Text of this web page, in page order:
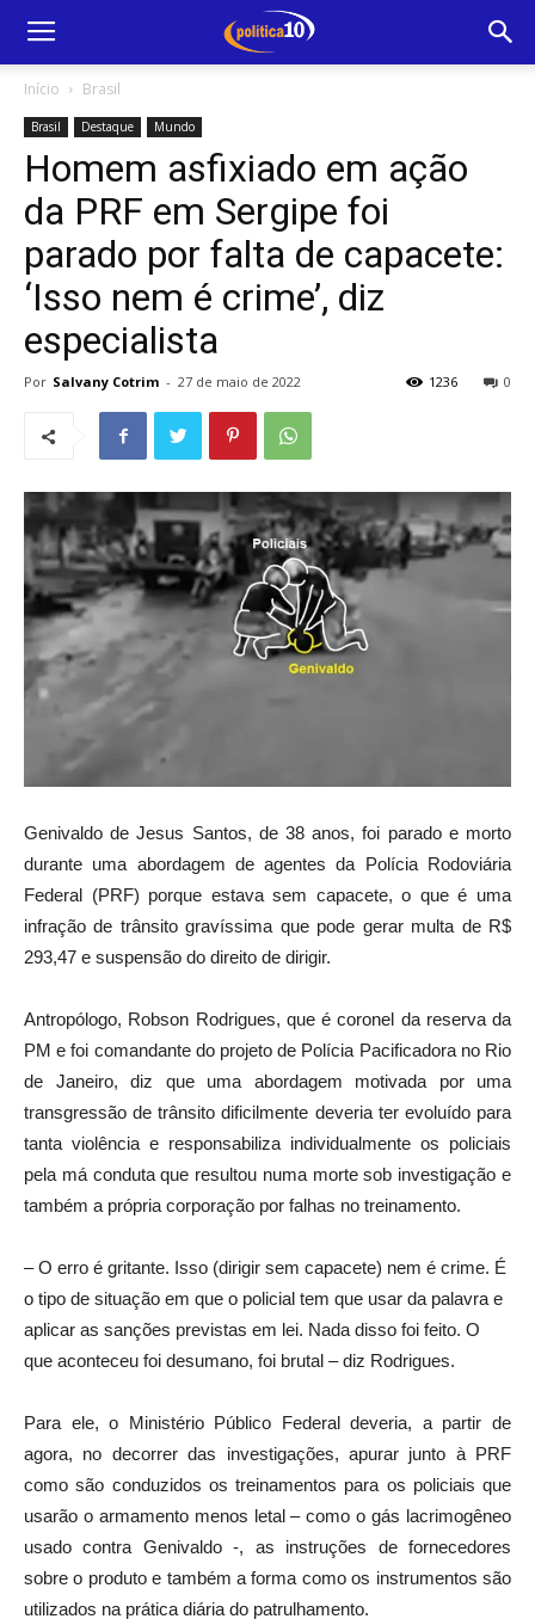
Início Brasil
Brasil Destaque Mundo
Homem asfixiado em ação
da PRF em Sergipe foi
parado por falta de capacete:
‘Isso nem é crime’, diz
especialista
Por Salvany Cotrim - 27 de maio de 2022 0
1236
Genivaldo de Jesus Santos, de 38 anos, foi parado e morto
durante uma abordagem de agentes da Polícia Rodoviária
Federal (PRF) porque estava sem capacete, o que é uma
infração de trânsito gravíssima que pode gerar multa de R$
293,47 e suspensão do direito de dirigir.
Antropólogo, Robson Rodrigues, que é coronel da reserva da
PM e foi comandante do projeto de Polícia Pacificadora no Rio
de Janeiro, diz que uma abordagem motivada por uma
transgressão de trânsito dificilmente deveria ter evoluído para
tanta violência e responsabiliza individualmente os policiais
pela má conduta que resultou numa morte sob investigação e
também a própria corporação por falhas no treinamento.
– O erro é gritante. Isso (dirigir sem capacete) nem é crime. É
o tipo de situação em que o policial tem que usar da palavra e
aplicar as sanções previstas em lei. Nada disso foi feito. O
que aconteceu foi desumano, foi brutal – diz Rodrigues.
Para ele, o Ministério Público Federal deveria, a partir de
agora, no decorrer das investigações, apurar junto à PRF
como são conduzidos os treinamentos para os policiais que
usarão o armamento menos letal – como o gás lacrimogêneo
usado contra Genivaldo -, as instruções de fornecedores
sobre o produto e também a forma como os instrumentos são
utilizados na prática diária do patrulhamento.